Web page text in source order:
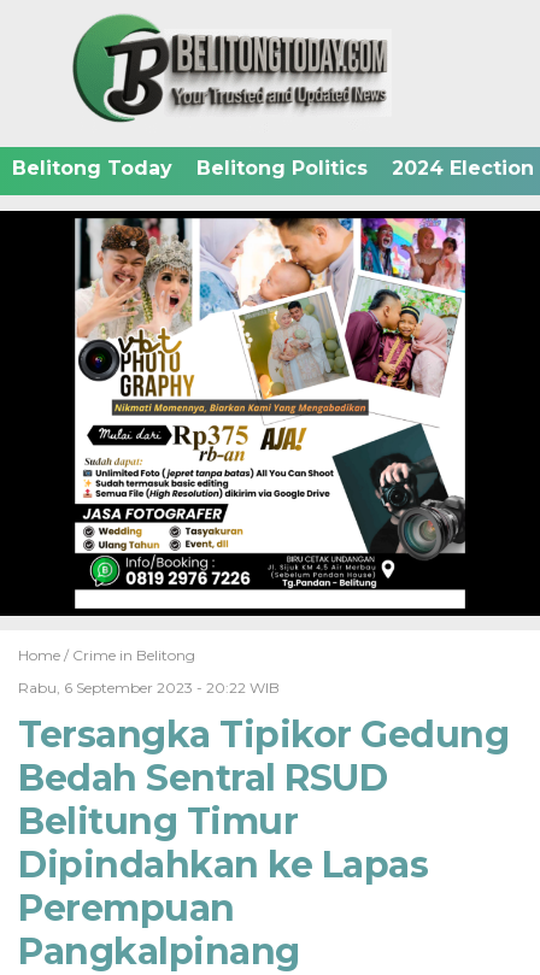
Belitong Today Belitong Politics 2024 Election
Home / Crime in Belitong
Rabu, 6 September 2023 - 20:22 WIB
Tersangka Tipikor Gedung
Bedah Sentral RSUD
Belitung Timur
Dipindahkan ke Lapas
Perempuan
Pangkalpinang